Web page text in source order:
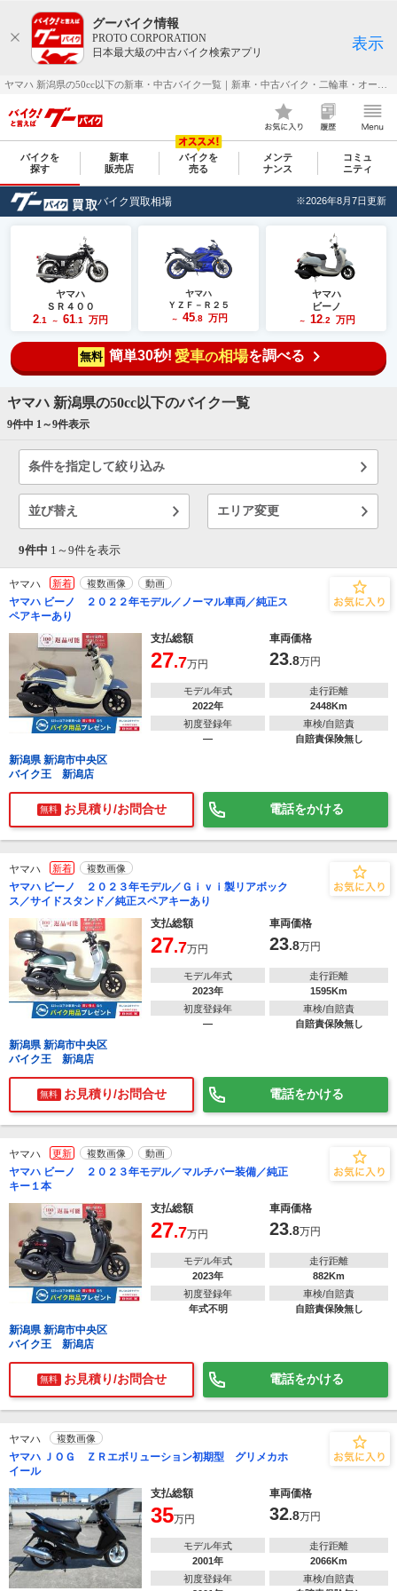
グーバイク情報
PROTO CORPORATION
日本最大級の中古バイク検索アプリ
表示
バイクを
探す
新車
販売店
バイクを
売る
メンテ
ナンス
コミュ
ニティ
バイク買取相場 ※2026年8月7日更新
ヤマハ
ＳＲ４００
2 .1 ～ 61 .1 万円
ヤマハ
ＹＺＦ－Ｒ２５
～ 45.8 万円
ヤマハ
ビーノ
～ 12.2 万円
無料 簡単30秒! 愛車の相場を調べる
ヤマハ 新潟県の50cc以下のバイク一覧
9件中 1～9件表示
条件を指定して絞り込み
並び替え エリア変更
9件中 1～ 9件を表示
ヤマハ 新着 複数画像 動画
ヤマハ ビーノ ２０２２年モデル／ノーマル車両／純正ス
ペアキーあり
支払総額
車両価格
27.7万円 23.8万円
モデル年式
2022年
走行距離
2448Km
初度登録年
―
車検/自賠責
自賠責保険無し
新潟県 新潟市中央区
バイク王 新潟店
無料 お見積り/お問合せ 電話をかける
ヤマハ 新着 複数画像
ヤマハ ビーノ ２０２３年モデル／Ｇｉｖｉ製リアボック
ス／サイドスタンド／純正スペアキーあり
支払総額
車両価格
27.7万円 23.8万円
モデル年式
2023年
走行距離
1595Km
初度登録年
―
車検/自賠責
自賠責保険無し
新潟県 新潟市中央区
バイク王 新潟店
無料 お見積り/お問合せ 電話をかける
ヤマハ 更新 複数画像 動画
ヤマハ ビーノ ２０２３年モデル／マルチバー装備／純正
キー１本
支払総額
車両価格
27.7万円 23.8万円
モデル年式
2023年
走行距離
882Km
初度登録年
年式不明
車検/自賠責
自賠責保険無し
新潟県 新潟市中央区
バイク王 新潟店
無料 お見積り/お問合せ 電話をかける
ヤマハ 複数画像
ヤマハ ＪＯＧ ＺＲエボリューション初期型 グリメカホ
イール
支払総額
車両価格
35万円 32.8万円
モデル年式
2001年
走行距離
2066Km
初度登録年
車検/自賠責